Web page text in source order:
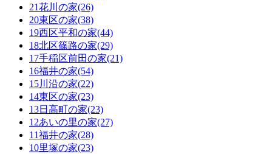
21花川の家(26)
20東区の家(38)
19西区平和の家(44)
18北区篠路の家(29)
17手稲区前田の家(21)
16福井の家(54)
15川沿の家(22)
14東区の家(23)
13日高町の家(23)
12あいの里の家(27)
11福井の家(28)
10里塚の家(23)